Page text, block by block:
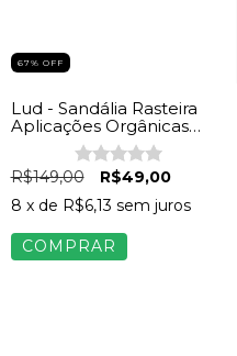
67% OFF
Lud - Sandália Rasteira
Aplicações Orgânicas
Napa Preto
R$149,00
R$49,00
8 x de R$6,13 sem juros
COMPRAR